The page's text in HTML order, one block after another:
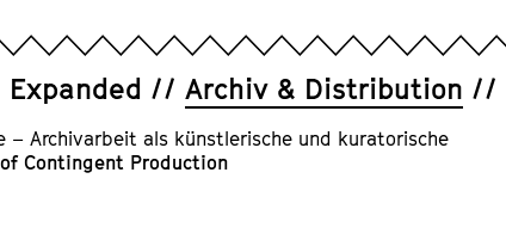
Expanded Archiv & Distribution
– Archivarbeit als künstlerische und kuratorische
Contingent Production